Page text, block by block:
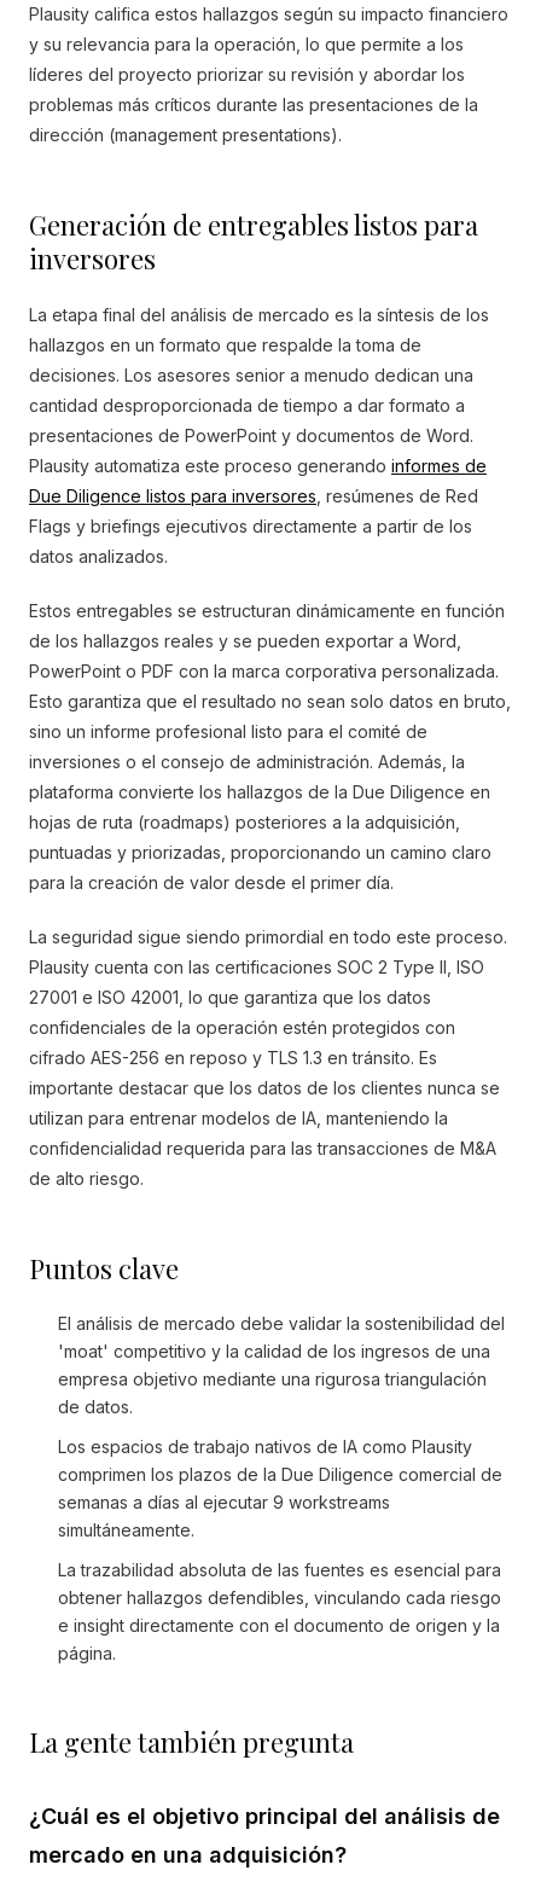
Plausity califica estos hallazgos según su impacto financiero
y su relevancia para la operación, lo que permite a los
líderes del proyecto priorizar su revisión y abordar los
problemas más críticos durante las presentaciones de la
dirección (management presentations).
Generación de entregables listos para
inversores
La etapa final del análisis de mercado es la síntesis de los
hallazgos en un formato que respalde la toma de
decisiones. Los asesores senior a menudo dedican una
cantidad desproporcionada de tiempo a dar formato a
presentaciones de PowerPoint y documentos de Word.
Plausity automatiza este proceso generando informes de
Due Diligence listos para inversores , resúmenes de Red
Flags y briefings ejecutivos directamente a partir de los
datos analizados.
Estos entregables se estructuran dinámicamente en función
de los hallazgos reales y se pueden exportar a Word,
PowerPoint o PDF con la marca corporativa personalizada.
Esto garantiza que el resultado no sean solo datos en bruto,
sino un informe profesional listo para el comité de
inversiones o el consejo de administración. Además, la
plataforma convierte los hallazgos de la Due Diligence en
hojas de ruta (roadmaps) posteriores a la adquisición,
puntuadas y priorizadas, proporcionando un camino claro
para la creación de valor desde el primer día.
La seguridad sigue siendo primordial en todo este proceso.
Plausity cuenta con las certificaciones SOC 2 Type II, ISO
27001 e ISO 42001, lo que garantiza que los datos
confidenciales de la operación estén protegidos con
cifrado AES-256 en reposo y TLS 1.3 en tránsito. Es
importante destacar que los datos de los clientes nunca se
utilizan para entrenar modelos de IA, manteniendo la
confidencialidad requerida para las transacciones de M&A
de alto riesgo.
Puntos clave
El análisis de mercado debe validar la sostenibilidad del
'moat' competitivo y la calidad de los ingresos de una
empresa objetivo mediante una rigurosa triangulación
de datos.
Los espacios de trabajo nativos de IA como Plausity
comprimen los plazos de la Due Diligence comercial de
semanas a días al ejecutar 9 workstreams
simultáneamente.
La trazabilidad absoluta de las fuentes es esencial para
obtener hallazgos defendibles, vinculando cada riesgo
e insight directamente con el documento de origen y la
página.
La gente también pregunta
¿Cuál es el objetivo principal del análisis de
mercado en una adquisición?